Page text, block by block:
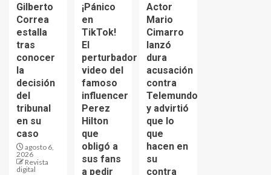
Gilberto
Correa
estalla
tras
conocer
la
decisión
del
tribunal
en su
caso
agosto 6,
2026
Revista
digital
¡Pánico
en
TikTok!
El
perturbador
video del
famoso
influencer
Perez
Hilton
que
obligó a
sus fans
a pedir
Actor
Mario
Cimarro
lanzó
dura
acusación
contra
Telemundo
y advirtió
que lo
que
hacen en
su
contra